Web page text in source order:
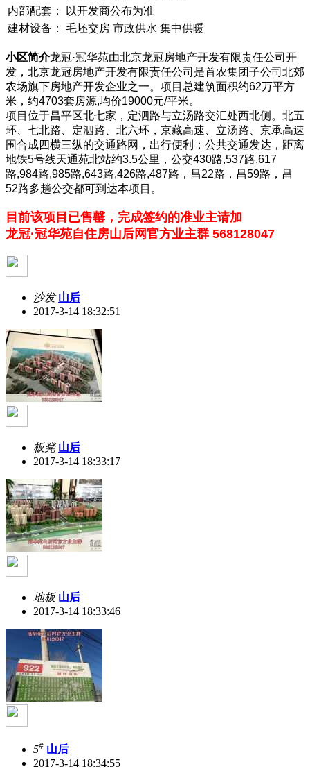
内部配套：
以开发商公布为准
建材设备：
毛坯交房 市政供水 集中供暖
小区简介龙冠·冠华苑由北京龙冠房地产开发有限责任公司开
发，北京龙冠房地产开发有限责任公司是首农集团子公司北郊
农场旗下房地产开发企业之一。项目总建筑面积约62万平方
米，约4703套房源,均价19000元/平米。
项目位于昌平区北七家，定泗路与立汤路交汇处西北侧。北五
环、七北路、定泗路、北六环，京藏高速、立汤路、京承高速
围合成四横三纵的交通路网，出行便利；公共交通发达，距离
地铁5号线天通苑北站约3.5公里，公交430路,537路,617
路,984路,985路,643路,426路,487路，昌22路，昌59路，昌
52路多趟公交都可到达本项目。
目前该项目已售罄，完成签约的准业主请加
龙冠·冠华苑自住房山后网官方业主群 568128047
沙发 山后
2017-3-14 18:32:51
板凳 山后
2017-3-14 18:33:17
地板 山后
2017-3-14 18:33:46
5# 山后
2017-3-14 18:34:55